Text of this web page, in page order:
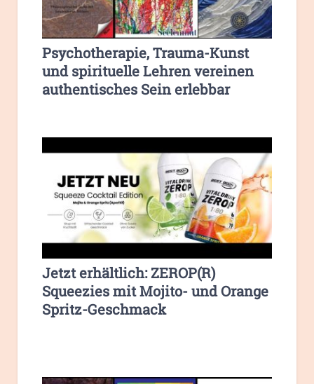
Psychotherapie, Trauma-Kunst
und spirituelle Lehren vereinen
authentisches Sein erlebbar
Jetzt erhältlich: ZEROP(R)
Squeezies mit Mojito- und Orange
Spritz-Geschmack